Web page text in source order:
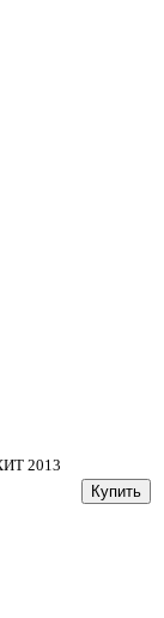
2013
Купить